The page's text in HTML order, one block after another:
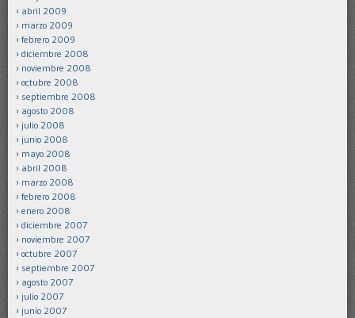
abril 2009
marzo 2009
febrero 2009
diciembre 2008
noviembre 2008
octubre 2008
septiembre 2008
agosto 2008
julio 2008
junio 2008
mayo 2008
abril 2008
marzo 2008
febrero 2008
enero 2008
diciembre 2007
noviembre 2007
octubre 2007
septiembre 2007
agosto 2007
julio 2007
junio 2007